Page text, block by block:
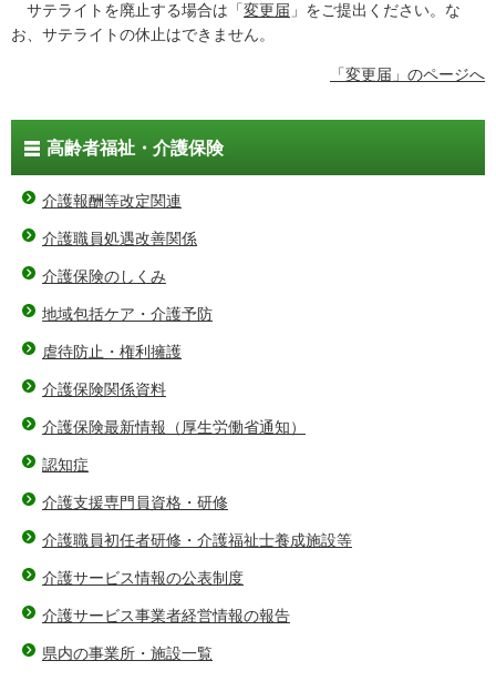
サテライトを廃止する場合は「変更届 」をご提出ください。な
お、サテライトの休止はできません。
「変更届」のページへ
高齢者福祉・介護保険
介護報酬等改定関連
介護職員処遇改善関係
介護保険のしくみ
地域包括ケア・介護予防
虐待防止・権利擁護
介護保険関係資料
介護保険最新情報（厚生労働省通知）
認知症
介護支援専門員資格・研修
介護職員初任者研修・介護福祉士養成施設等
介護サービス情報の公表制度
介護サービス事業者経営情報の報告
県内の事業所・施設一覧